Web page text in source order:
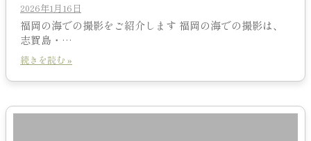
2026年1月16日
福岡の海での撮影をご紹介します 福岡の海での撮影は、
志賀島・…
続きを読む »